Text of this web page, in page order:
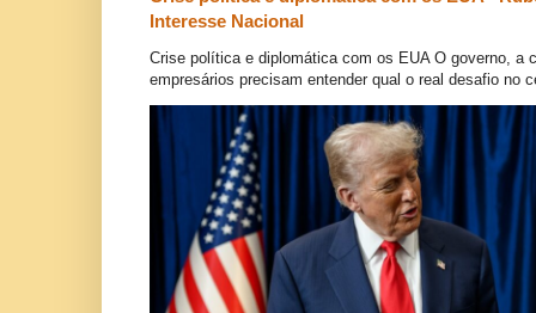
Interesse Nacional
Crise política e diplomática com os EUA O governo, a
empresários precisam entender qual o real desafio no